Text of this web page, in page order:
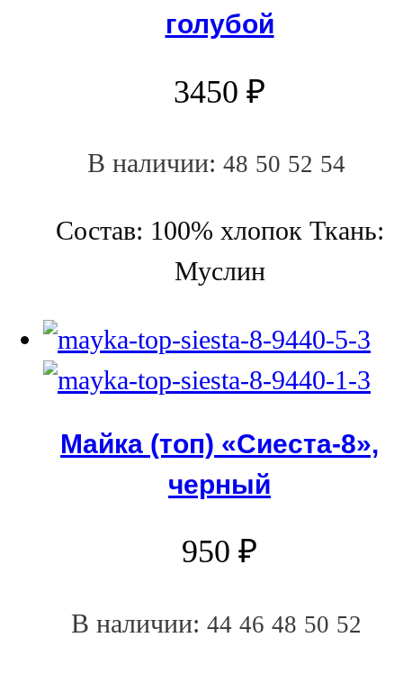
голубой
3450 ₽
В наличии: 48 50 52 54
Состав: 100% хлопок Ткань:
Муслин
Майка (топ) «Сиеста-8»,
черный
950 ₽
В наличии: 44 46 48 50 52